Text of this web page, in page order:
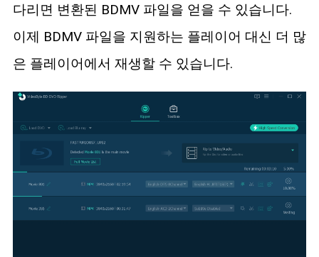
다리면 변환된 BDMV 파일을 얻을 수 있습니다.
이제 BDMV 파일을 지원하는 플레이어 대신 더 많
은 플레이어에서 재생할 수 있습니다.